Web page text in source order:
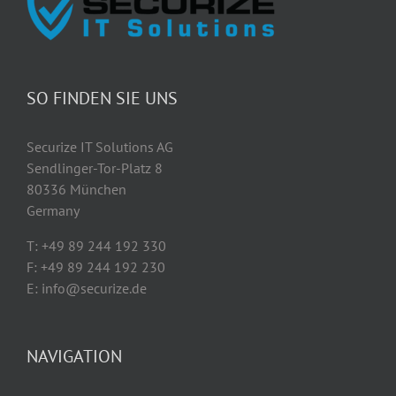
SO FINDEN SIE UNS
Securize IT Solutions AG
Sendlinger-Tor-Platz 8
80336 München
Germany
T: +49 89 244 192 330
F: +49 89 244 192 230
E: info@securize.de
NAVIGATION